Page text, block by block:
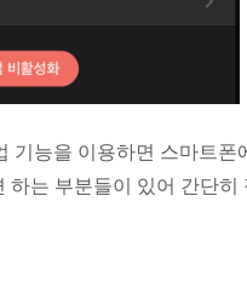
능을 이용하면 스마트폰
는 부분들이 있어 간단히